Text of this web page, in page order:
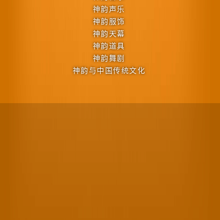
神韵声乐
神韵服饰
神韵天幕
神韵道具
神韵舞剧
神韵与中国传统文化